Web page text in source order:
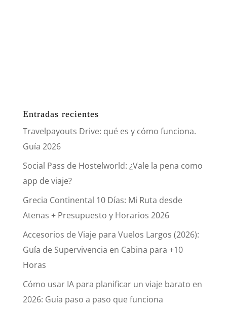
Entradas recientes
Travelpayouts Drive: qué es y cómo funciona.
Guía 2026
Social Pass de Hostelworld: ¿Vale la pena como
app de viaje?
Grecia Continental 10 Días: Mi Ruta desde
Atenas + Presupuesto y Horarios 2026
Accesorios de Viaje para Vuelos Largos (2026):
Guía de Supervivencia en Cabina para +10
Horas
Cómo usar IA para planificar un viaje barato en
2026: Guía paso a paso que funciona